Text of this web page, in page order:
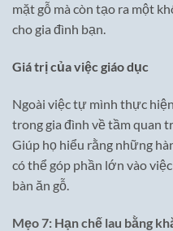
mặt gỗ mà còn tạo ra một
cho gia đình bạn.
Giá trị của việc giáo dục
Ngoài việc tự mình thực
trong gia đình về tầm quan
Giúp họ hiểu rằng những
có thể góp phần lớn vào
bàn ăn gỗ.
Mẹo 7: Hạn chế lau bằng